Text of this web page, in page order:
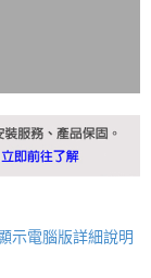
示電腦版詳細說明